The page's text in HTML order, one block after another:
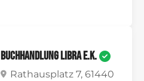
Buchhandlung Libra e.K.
Rathausplatz 7, 61440